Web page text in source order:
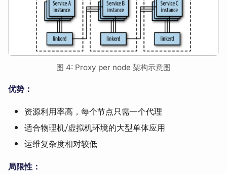
图 4: Proxy per node 架构示意图
优势：
资源利用率高，每个节点只需一个代理
适合物理机/虚拟机环境的大型单体应用
运维复杂度相对较低
局限性：